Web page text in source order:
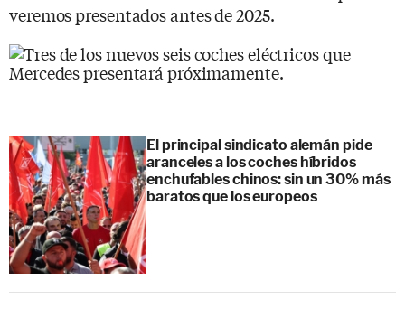
veremos presentados antes de 2025.
El principal sindicato alemán pide
aranceles a los coches híbridos
enchufables chinos: sin un 30% más
baratos que los europeos